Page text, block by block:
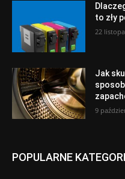
to zły
22
Jak
9
POPULARNE